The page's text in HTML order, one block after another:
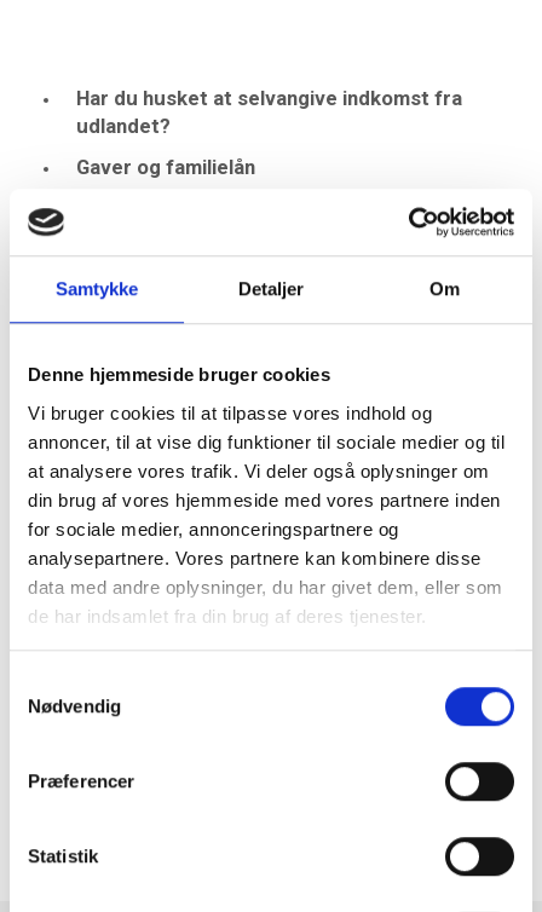
Samtykke Detaljer Om
Denne hjemmeside bruger cookies
Vi bruger cookies til at tilpasse vores indhold og
annoncer, til at vise dig funktioner til sociale medier og til
at analysere vores trafik. Vi deler også oplysninger om
din brug af vores hjemmeside med vores partnere inden
for sociale medier, annonceringspartnere og
analysepartnere. Vores partnere kan kombinere disse
data med andre oplysninger, du har givet dem, eller som
de har indsamlet fra din brug af deres tjenester.
Nødvendig
Præferencer
Statistik
Har du husket at selvangive indkomst fra
udlandet?
Gaver og familielån
Hvor længe skal en ejendom have tjent til bolig,
Moms ved anvendelse af underleverandører –
pas på!
Ny lovgivning, domme og afgørelser
Hent Skatteinformation som PDF
Se publikation